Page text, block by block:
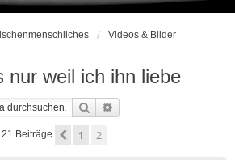
Videos & Bilder
nur weil ich ihn liebe
Suche
21 Beiträge Vorherige
1 2